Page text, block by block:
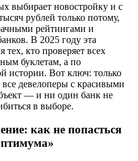
выбирает новостройку и с
рублей только потому,
рейтингами и
В 2025 году эта
тех, кто проверяет всех
буклетам, а по
истории. Вот ключ: только
девелоперы с красивыми
— и ни один банк не
в выборе.
как не попасться